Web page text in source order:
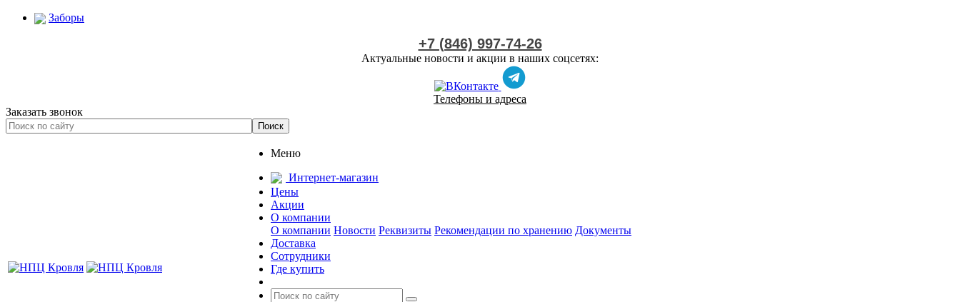
Заборы
+7 (846) 997-74-26
Актуальные новости и акции в наших соцсетях:
Телефоны и адреса
Заказать звонок
Меню
Интернет-магазин
Цены
Акции
О компании
О компании Новости Реквизиты Рекомендации по хранению Документы
Доставка
Сотрудники
Где купить